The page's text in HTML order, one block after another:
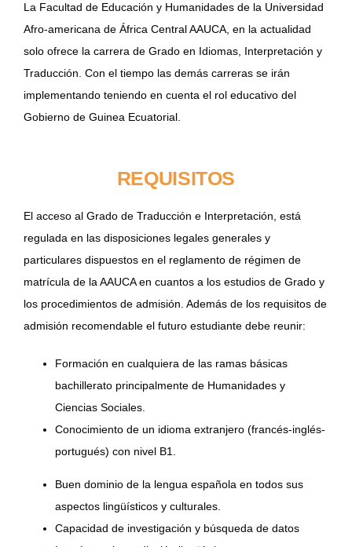
DOCUMENTOS
CONTÁCTENOS
ACCESOS DIRECTOS
La Facultad de Educación y Humanidades de la Universidad
Afro-americana de África Central AAUCA, en la actualidad
solo ofrece la carrera de Grado en Idiomas, Interpretación y
Traducción. Con el tiempo las demás carreras se irán
implementando teniendo en cuenta el rol educativo del
Gobierno de Guinea Ecuatorial.
REQUISITOS
El acceso al Grado de Traducción e Interpretación, está
regulada en las disposiciones legales generales y
particulares dispuestos en el reglamento de régimen de
matrícula de la AAUCA en cuantos a los estudios de Grado y
los procedimientos de admisión. Además de los requisitos de
admisión recomendable el futuro estudiante debe reunir:
Formación en cualquiera de las ramas básicas
bachillerato principalmente de Humanidades y
Ciencias Sociales.
Conocimiento de un idioma extranjero (francés-inglés-
portugués) con nivel B1.
Buen dominio de la lengua española en todos sus
aspectos lingüísticos y culturales.
Capacidad de investigación y búsqueda de datos